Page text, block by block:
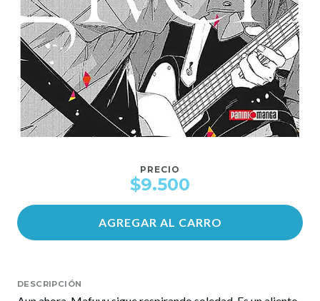
PRECIO
$9.500
AGREGAR AL CARRO
DESCRIPCIÓN